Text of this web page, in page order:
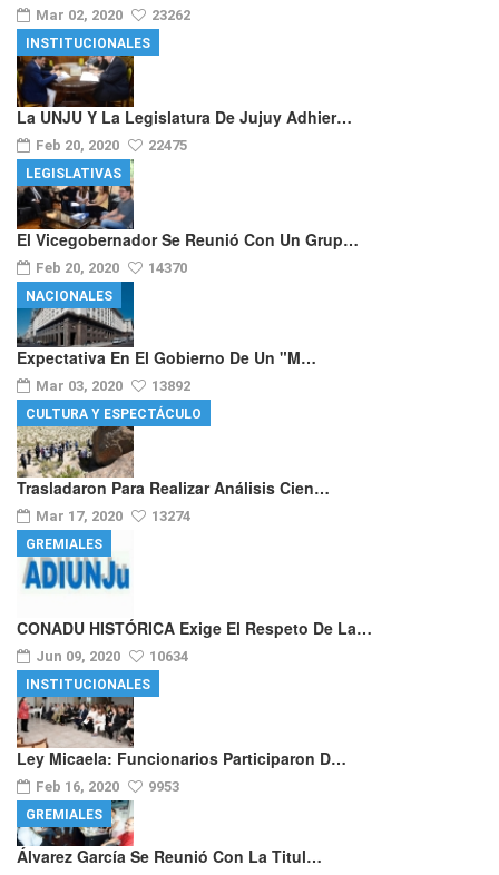
Mar 02, 2020 23262
La UNJU Y La Legislatura De Jujuy Adhier…
Feb 20, 2020 22475
INSTITUCIONALES
El Vicegobernador Se Reunió Con Un Grup…
Feb 20, 2020 14370
LEGISLATIVAS
Expectativa En El Gobierno De Un "m…
Mar 03, 2020 13892
NACIONALES
Trasladaron Para Realizar Análisis Cien…
Mar 17, 2020 13274
CULTURA Y ESPECTÁCULO
CONADU HISTÓRICA Exige El Respeto De La…
Jun 09, 2020 10634
GREMIALES
Ley Micaela: Funcionarios Participaron D…
Feb 16, 2020 9953
INSTITUCIONALES
Álvarez García Se Reunió Con La Titul…
GREMIALES